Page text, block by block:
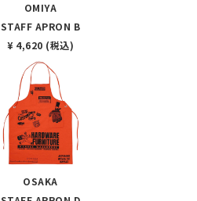
OMIYA
STAFF APRON B
¥ 4,620 (税込)
OSAKA